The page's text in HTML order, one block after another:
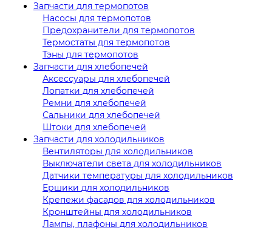
Запчасти для термопотов
Насосы для термопотов
Предохранители для термопотов
Термостаты для термопотов
Тэны для термопотов
Запчасти для хлебопечей
Аксессуары для хлебопечей
Лопатки для хлебопечей
Ремни для хлебопечей
Сальники для хлебопечей
Штоки для хлебопечей
Запчасти для холодильников
Вентиляторы для холодильников
Выключатели света для холодильников
Датчики температуры для холодильников
Ершики для холодильников
Крепежи фасадов для холодильников
Кронштейны для холодильников
Лампы, плафоны для холодильников